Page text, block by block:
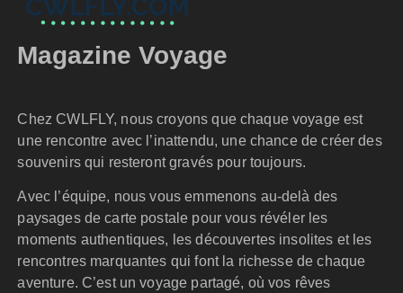
Magazine Voyage
Chez CWLFLY, nous croyons que chaque voyage est
une rencontre avec l’inattendu, une chance de créer des
souvenirs qui resteront gravés pour toujours.
Avec l’équipe, nous vous emmenons au-delà des
paysages de carte postale pour vous révéler les
moments authentiques, les découvertes insolites et les
rencontres marquantes qui font la richesse de chaque
aventure. C’est un voyage partagé, où vos rêves